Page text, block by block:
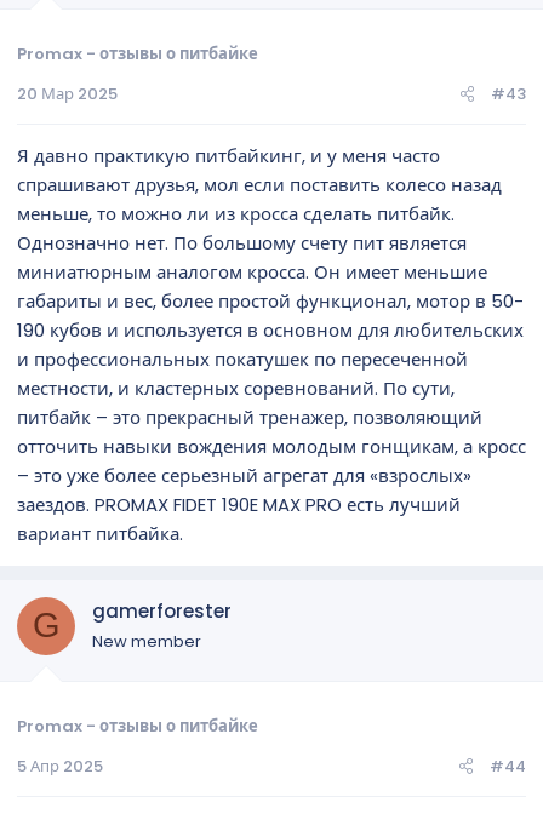
Promax - отзывы о питбайке
20 Мар 2025
#43
Я давно практикую питбайкинг, и у меня часто
спрашивают друзья, мол если поставить колесо назад
меньше, то можно ли из кросса сделать питбайк.
Однозначно нет. По большому счету пит является
миниатюрным аналогом кросса. Он имеет меньшие
габариты и вес, более простой функционал, мотор в 50-
190 кубов и используется в основном для любительских
и профессиональных покатушек по пересеченной
местности, и кластерных соревнований. По сути,
питбайк – это прекрасный тренажер, позволяющий
отточить навыки вождения молодым гонщикам, а кросс
– это уже более серьезный агрегат для «взрослых»
заездов. PROMAX FIDET 190E MAX PRO есть лучший
вариант питбайка.
G gamerforester
New member
Promax - отзывы о питбайке
5 Апр 2025
#44